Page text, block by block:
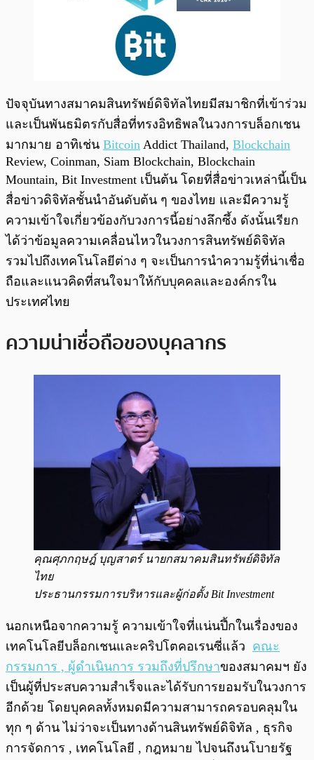
ปัจจุบันทางสมาคมสินทรัพย์ดิจิทัลไทยมีสมาชิกที่เข้าร่วม
และเป็นพันธมิตรกับสื่อที่ทรงอิทธิพลในวงการบล็อกเชน
มากมาย อาทิเช่น Bitcoin Addict Thailand, Blockchain
Review, Coinman, Siam Blockchain, Blockchain
Mountain, Bit Investment เป็นต้น โดยที่สื่อข่าวเหล่านี้เป็น
สื่อข่าวดิจิทัลชั้นนำอันดับต้น ๆ ของไทย และมีความรู้
ความเข้าใจเกี่ยวข้องกับวงการนี้อย่างลึกซึ้ง ดังนั้นเรียก
ได้ว่าข้อมูลความเคลื่อนไหวในวงการสินทรัพย์ดิจิทัล
รวมไปถึงเทคโนโลยีต่าง ๆ จะเป็นการนำความรู้ที่น่าเชื่อ
ถือและแนวคิดที่สนใจมาให้กับบุคคลและองค์กรใน
ประเทศไทย
ความน่าเชื่อถือของบุคลากร
คุณศุภกฤษฎ์ บุญสาตร์ นายกสมาคมสินทรัพย์ดิจิทัล
ไทย
ประธานกรรมการบริหารและผู้ก่อตั้ง Bit Investment
นอกเหนือจากความรู้ ความเข้าใจที่แน่นปึ้กในเรื่องของ
เทคโนโลยีบล็อกเชนและคริปโตคอเรนซี่แล้ว คณะ
กรรมการ , ผู้ดำเนินการ รวมถึงที่ปรึกษาของสมาคมฯ ยัง
เป็นผู้ที่ประสบความสำเร็จและได้รับการยอมรับในวงการ
อีกด้วย โดยบุคคลทั้งหมดมีความสามารถครอบคลุมใน
ทุก ๆ ด้าน ไม่ว่าจะเป็นทางด้านสินทรัพย์ดิจิทัล , ธุรกิจ
การจัดการ , เทคโนโลยี , กฎหมาย ไปจนถึงนโบายรัฐ